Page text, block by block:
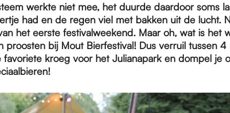
werkte niet mee, het duurde daardoor soms
had en de regen viel met bakken uit de lucht.
het eerste festivalweekend. Maar oh, wat is het
proosten bij Mout Bierfestival! Dus verruil tussen 4
kroeg voor het Julianapark en dompel je